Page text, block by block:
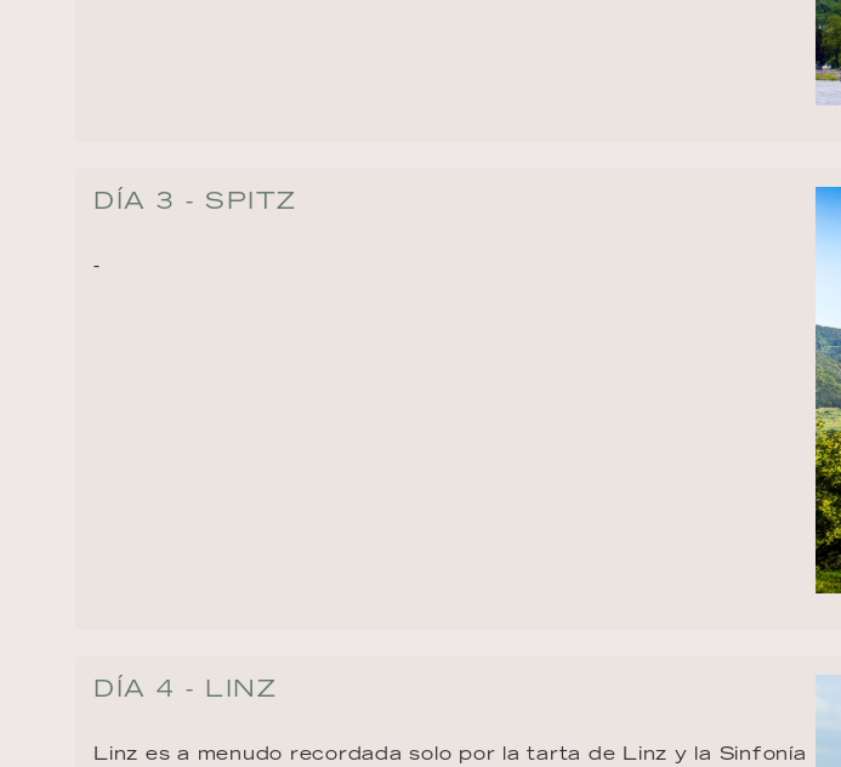
DÍA 3 - SPITZ
-
DÍA 4 - LINZ
Linz es a menudo recordada solo por la tarta de Linz y la Sinfonía